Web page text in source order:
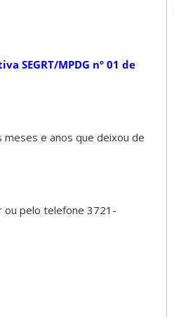
SEGRT/MPDG nº 01 de
e anos que deixou de
ou pelo telefone 3721-